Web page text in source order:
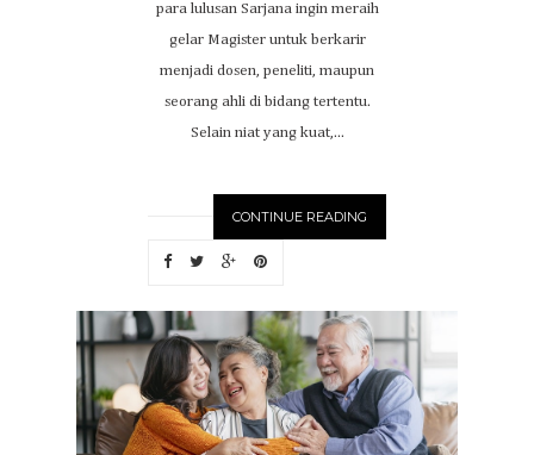
para lulusan Sarjana ingin meraih
gelar Magister untuk berkarir
menjadi dosen, peneliti, maupun
seorang ahli di bidang tertentu.
Selain niat yang kuat,...
CONTINUE READING